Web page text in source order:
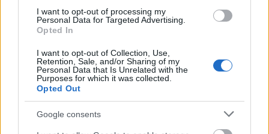
I want to opt-out of processing my
Personal Data for Targeted Advertising.
Opted In
I want to opt-out of Collection, Use,
Retention, Sale, and/or Sharing of my
Personal Data that Is Unrelated with the
Purposes for which it was collected.
Opted Out
Google consents
Ακολουθήστε το insider.gr στο Google News
και μάθετε
πρώτοι όλες τιςειδήσειςαπό την Ελλάδα και τον κόσμο.